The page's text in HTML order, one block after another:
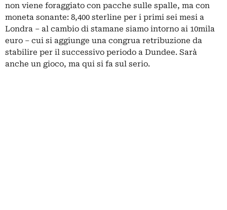
non viene foraggiato con pacche sulle spalle, ma con
moneta sonante: 8,400 sterline per i primi sei mesi a
Londra – al cambio di stamane siamo intorno ai 10mila
euro – cui si aggiunge una congrua retribuzione da
stabilire per il successivo periodo a Dundee. Sarà
anche un gioco, ma qui si fa sul serio.